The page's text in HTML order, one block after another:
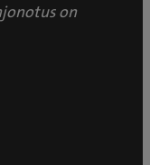
on